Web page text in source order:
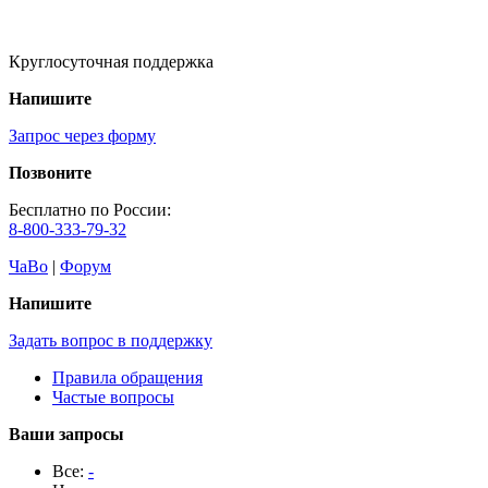
Круглосуточная поддержка
Напишите
Запрос через форму
Позвоните
Бесплатно по России:
8-800-333-79-32
ЧаВо | Форум
Напишите
Задать вопрос в поддержку
Правила обращения
Частые вопросы
Ваши запросы
Все: -